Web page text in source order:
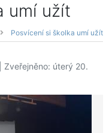
umí užít
Posvícení si školka umí užít
| Zveřejněno: úterý 20.